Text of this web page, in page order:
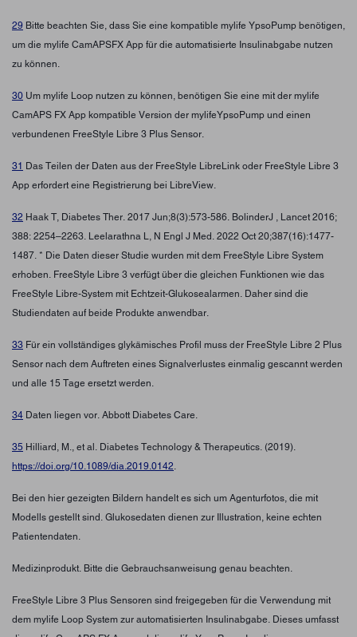
29 Bitte beachten Sie, dass Sie eine kompatible mylife YpsoPump benötigen,
um die mylife CamAPSFX App für die automatisierte Insulinabgabe nutzen
zu können.
30 Um mylife Loop nutzen zu können, benötigen Sie eine mit der mylife
CamAPS FX App kompatible Version der mylifeYpsoPump und einen
verbundenen FreeStyle Libre 3 Plus Sensor.
31 Das Teilen der Daten aus der FreeStyle LibreLink oder FreeStyle Libre 3
App erfordert eine Registrierung bei LibreView.
32 Haak T, Diabetes Ther. 2017 Jun;8(3):573-586. BolinderJ , Lancet 2016;
388: 2254–2263. Leelarathna L, N Engl J Med. 2022 Oct 20;387(16):1477-
1487. * Die Daten dieser Studie wurden mit dem FreeStyle Libre System
erhoben. FreeStyle Libre 3 verfügt über die gleichen Funktionen wie das
FreeStyle Libre-System mit Echtzeit-Glukosealarmen. Daher sind die
Studiendaten auf beide Produkte anwendbar.
33 Für ein vollständiges glykämisches Profil muss der FreeStyle Libre 2 Plus
Sensor nach dem Auftreten eines Signalverlustes einmalig gescannt werden
und alle 15 Tage ersetzt werden.
34 Daten liegen vor. Abbott Diabetes Care.
35 Hilliard, M., et al. Diabetes Technology & Therapeutics. (2019).
https://doi.org/10.1089/dia.2019.0142.
Bei den hier gezeigten Bildern handelt es sich um Agenturfotos, die mit
Modells gestellt sind. Glukosedaten dienen zur Illustration, keine echten
Patientendaten.
Medizinprodukt. Bitte die Gebrauchsanweisung genau beachten.
FreeStyle Libre 3 Plus Sensoren sind freigegeben für die Verwendung mit
dem mylife Loop System zur automatisierten Insulinabgabe. Dieses umfasst